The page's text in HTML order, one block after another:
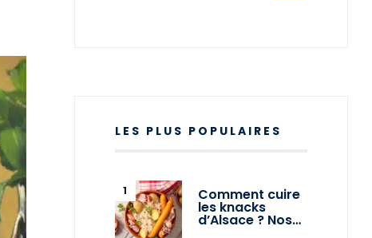
LES PLUS POPULAIRES
Comment cuire
les knacks
d’Alsace ? Nos…